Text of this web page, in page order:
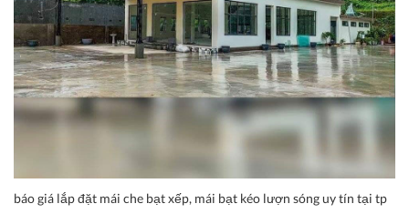
báo giá lắp đặt mái che bạt xếp, mái bạt kéo lượn sóng uy tín tại tp